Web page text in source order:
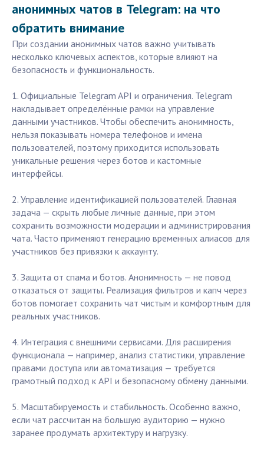
анонимных чатов в Telegram: на что
обратить внимание
При создании анонимных чатов важно учитывать
несколько ключевых аспектов, которые влияют на
безопасность и функциональность.
1. Официальные Telegram API и ограничения. Telegram
накладывает определённые рамки на управление
данными участников. Чтобы обеспечить анонимность,
нельзя показывать номера телефонов и имена
пользователей, поэтому приходится использовать
уникальные решения через ботов и кастомные
интерфейсы.
2. Управление идентификацией пользователей. Главная
задача — скрыть любые личные данные, при этом
сохранить возможности модерации и администрирования
чата. Часто применяют генерацию временных алиасов для
участников без привязки к аккаунту.
3. Защита от спама и ботов. Анонимность — не повод
отказаться от защиты. Реализация фильтров и капч через
ботов помогает сохранить чат чистым и комфортным для
реальных участников.
4. Интеграция с внешними сервисами. Для расширения
функционала — например, анализ статистики, управление
правами доступа или автоматизация — требуется
грамотный подход к API и безопасному обмену данными.
5. Масштабируемость и стабильность. Особенно важно,
если чат рассчитан на большую аудиторию — нужно
заранее продумать архитектуру и нагрузку.